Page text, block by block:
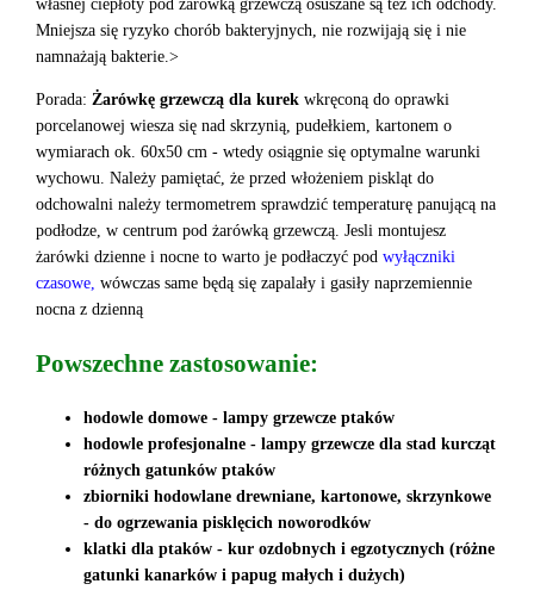
własnej ciepłoty pod żarówką grzewczą osuszane są też ich odchody.
Mniejsza się ryzyko chorób bakteryjnych, nie rozwijają się i nie
namnażają bakterie.>
Porada: Żarówkę grzewczą dla kurek wkręconą do oprawki
porcelanowej wiesza się nad skrzynią, pudełkiem, kartonem o
wymiarach ok. 60x50 cm - wtedy osiągnie się optymalne warunki
wychowu. Należy pamiętać, że przed włożeniem piskląt do
odchowalni należy termometrem sprawdzić temperaturę panującą na
podłodze, w centrum pod żarówką grzewczą. Jesli montujesz
żarówki dzienne i nocne to warto je podłaczyć pod wyłączniki
czasowe, wówczas same będą się zapalały i gasiły naprzemiennie
nocna z dzienną
Powszechne zastosowanie:
hodowle domowe - lampy grzewcze ptaków
hodowle profesjonalne - lampy grzewcze dla stad kurcząt
różnych gatunków ptaków
zbiorniki hodowlane drewniane, kartonowe, skrzynkowe
- do ogrzewania pisklęcich noworodków
klatki dla ptaków - kur ozdobnych i egzotycznych (różne
gatunki kanarków i papug małych i dużych)